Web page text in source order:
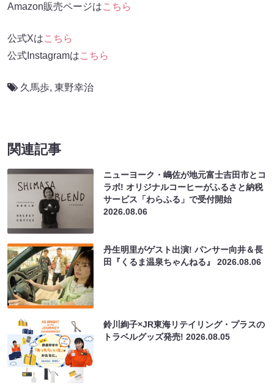
Amazon販売ページはこちら
公式Xはこちら
公式Instagramはこちら
久馬歩, 東野幸治
関連記事
ニューヨーク・嶋佐が地元富士吉田市とコ
ラボ! オリジナルコーヒーがふるさと納税
サービス「わらふる」で受付開始
2026.08.06
丹生明里がゲスト出演! パンサー向井＆長
田『くるま温泉ちゃんねる』2026.08.06
鈴川絢子×JR東海リテイリング・プラスの
トラベルグッズ発売!2026.08.05